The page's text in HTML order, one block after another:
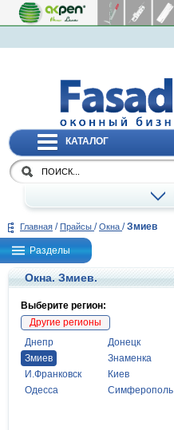
КАТАЛОГ
Главная / Прайсы / Окна / Змиев
Разделы
Окна. Змиев.
Выберите регион:
Другие регионы
Днепр
Донецк
Змиев
Знаменка
И.Франковск
Киев
Одесса
Симферополь